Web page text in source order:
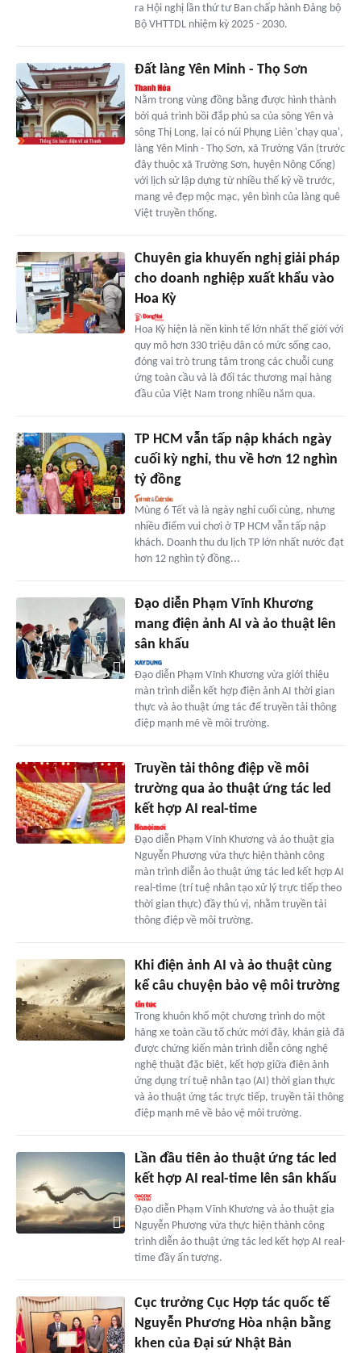
ra Hội nghị lần thứ tư Ban chấp hành Đảng bộ
Bộ VHTTDL nhiệm kỳ 2025 - 2030.
Đất làng Yên Minh - Thọ Sơn
Nằm trong vùng đồng bằng được hình thành
bởi quá trình bồi đắp phù sa của sông Yên và
sông Thị Long, lại có núi Phụng Liên 'chạy qua',
làng Yên Minh - Thọ Sơn, xã Trường Văn (trước
đây thuộc xã Trường Sơn, huyện Nông Cống)
với lịch sử lập dựng từ nhiều thế kỷ về trước,
mang vẻ đẹp mộc mạc, yên bình của làng quê
Việt truyền thống.
Chuyên gia khuyến nghị giải pháp
cho doanh nghiệp xuất khẩu vào
Hoa Kỳ
Hoa Kỳ hiện là nền kinh tế lớn nhất thế giới với
quy mô hơn 330 triệu dân có mức sống cao,
đóng vai trò trung tâm trong các chuỗi cung
ứng toàn cầu và là đối tác thương mại hàng
đầu của Việt Nam trong nhiều năm qua.
TP HCM vẫn tấp nập khách ngày
cuối kỳ nghỉ, thu về hơn 12 nghìn
tỷ đồng
Mùng 6 Tết và là ngày nghỉ cuối cùng, nhưng
nhiều điểm vui chơi ở TP HCM vẫn tấp nập
khách. Doanh thu du lịch TP lớn nhất nước đạt
hơn 12 nghìn tỷ đồng...
Đạo diễn Phạm Vĩnh Khương
mang điện ảnh AI và ảo thuật lên
sân khấu
Đạo diễn Phạm Vĩnh Khương vừa giới thiệu
màn trình diễn kết hợp điện ảnh AI thời gian
thực và ảo thuật ứng tác để truyền tải thông
điệp mạnh mẽ về môi trường.
Truyền tải thông điệp về môi
trường qua ảo thuật ứng tác led
kết hợp AI real-time
Đạo diễn Phạm Vĩnh Khương và ảo thuật gia
Nguyễn Phương vừa thực hiện thành công
màn trình diễn ảo thuật ứng tác led kết hợp AI
real-time (trí tuệ nhân tạo xử lý trực tiếp theo
thời gian thực) đầy thú vị, nhằm truyền tải
thông điệp về môi trường.
Khi điện ảnh AI và ảo thuật cùng
kể câu chuyện bảo vệ môi trường
Trong khuôn khổ một chương trình do một
hãng xe toàn cầu tổ chức mới đây, khán giả đã
được chứng kiến màn trình diễn công nghệ
nghệ thuật đặc biệt, kết hợp giữa điện ảnh
ứng dụng trí tuệ nhân tạo (AI) thời gian thực
và ảo thuật ứng tác trực tiếp, truyền tải thông
điệp mạnh mẽ về bảo vệ môi trường.
Lần đầu tiên ảo thuật ứng tác led
kết hợp AI real-time lên sân khấu
Đạo diễn Phạm Vĩnh Khương và ảo thuật gia
Nguyễn Phương vừa thực hiện thành công
trình diễn ảo thuật ứng tác led kết hợp AI real-
time đầy ấn tượng.
Cục trưởng Cục Hợp tác quốc tế
Nguyễn Phương Hòa nhận bằng
khen của Đại sứ Nhật Bản